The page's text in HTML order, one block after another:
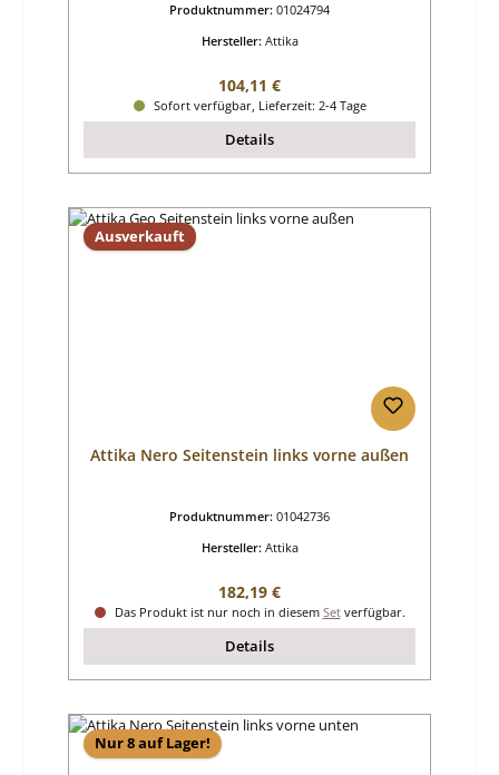
Produktnummer: 01024794
Hersteller: Attika
Regulärer Preis:
104,11 €
Sofort verfügbar, Lieferzeit: 2-4 Tage
Details
Ausverkauft
Attika Nero Seitenstein links vorne außen
Produktnummer: 01042736
Hersteller: Attika
Regulärer Preis:
182,19 €
Das Produkt ist nur noch in diesem Setverfügbar.
Details
Nur 8 auf Lager!